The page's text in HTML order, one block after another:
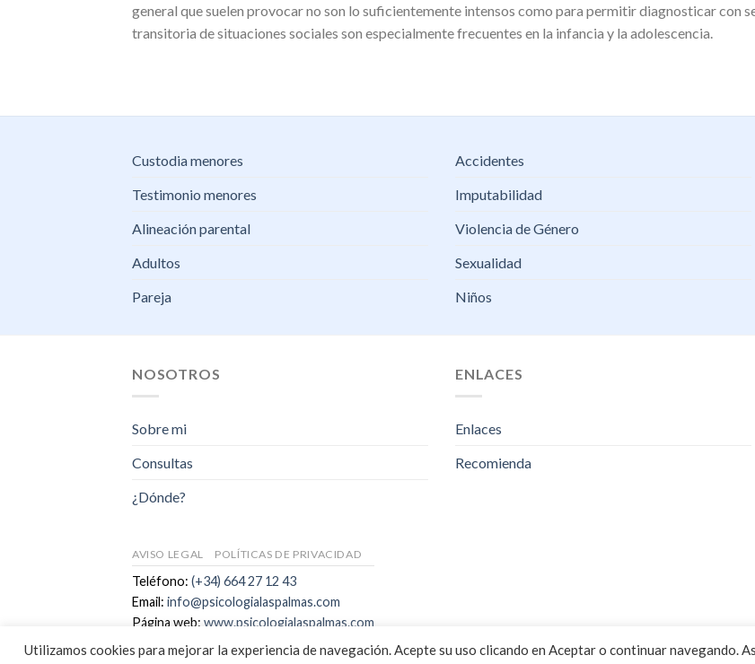
general que suelen provocar no son lo suficientemente intensos como para permitir diagnosticar con
transitoria de situaciones sociales son especialmente frecuentes en la infancia y la adolescencia.
Custodia menores
Testimonio menores
Alineación parental
Adultos
Pareja
Accidentes
Imputabilidad
Violencia de Género
Sexualidad
Niños
NOSOTROS
Sobre mi
Consultas
¿Dónde?
ENLACES
Enlaces
Recomienda
AVISO LEGAL POLÍTICAS DE PRIVACIDAD
Teléfono: (+34) 664 27 12 43
Email: info@psicologialaspalmas.com
Página web: www.psicologialaspalmas.com
Copyright 2026 ©
DIGALOWEB.COM
Utilizamos cookies para mejorar la experiencia de navegación. Acepte su uso clicando en Aceptar o continuar navegando.